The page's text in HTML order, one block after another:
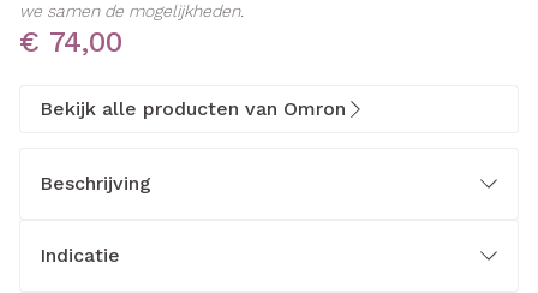
€ 74,00
we samen de mogelijkheden.
Bekijk alle producten van Omron
Beschrijving
Indicatie